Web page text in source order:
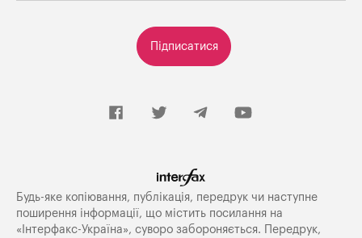
Підписатися
Будь-яке копiювання, публiкацiя, передрук чи наступне
поширення iнформацiї, що мiстить посилання на
«Iнтерфакс-Україна», суворо забороняється. Передрук,